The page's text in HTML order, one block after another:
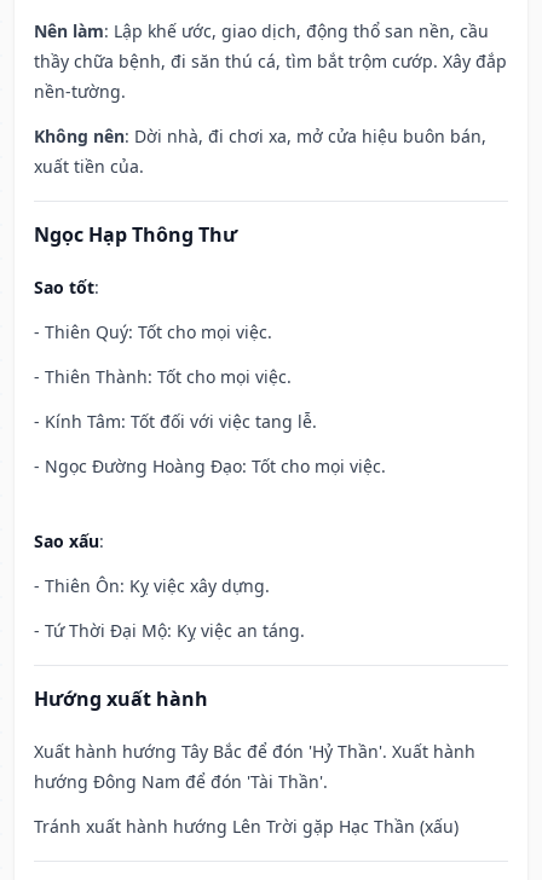
Nên làm: Lập khế ước, giao dịch, động thổ san nền, cầu
thầy chữa bệnh, đi săn thú cá, tìm bắt trộm cướp. Xây đắp
nền-tường.
Không nên: Dời nhà, đi chơi xa, mở cửa hiệu buôn bán,
xuất tiền của.
Ngọc Hạp Thông Thư
Sao tốt:
- Thiên Quý: Tốt cho mọi việc.
- Thiên Thành: Tốt cho mọi việc.
- Kính Tâm: Tốt đối với việc tang lễ.
- Ngọc Đường Hoàng Đạo: Tốt cho mọi việc.
Sao xấu:
- Thiên Ôn: Kỵ việc xây dựng.
- Tứ Thời Đại Mộ: Kỵ việc an táng.
Hướng xuất hành
Xuất hành hướng Tây Bắc để đón 'Hỷ Thần'. Xuất hành
hướng Đông Nam để đón 'Tài Thần'.
Tránh xuất hành hướng Lên Trời gặp Hạc Thần (xấu)